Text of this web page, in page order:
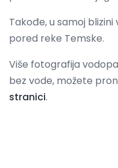
Takođe, u samoj
pored reke Temske.
Više fotografija
bez vode, možete
stranici.